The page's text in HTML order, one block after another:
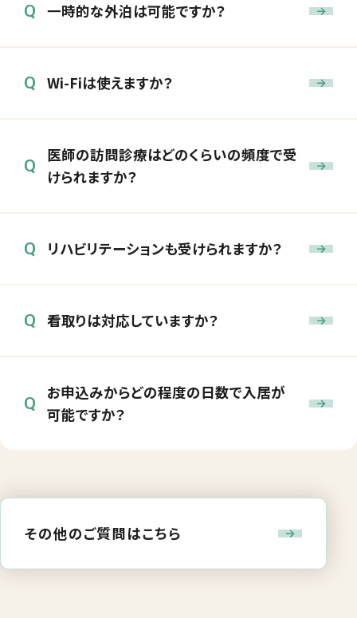
Q 一時的な外泊は可能ですか？
Q Wi-Fiは使えますか？
Q
医師の訪問診療はどのくらいの頻度で受
けられますか？
Q リハビリテーションも受けられますか？
Q 看取りは対応していますか？
Q
お申込みからどの程度の日数で入居が
可能ですか？
その他のご質問はこちら